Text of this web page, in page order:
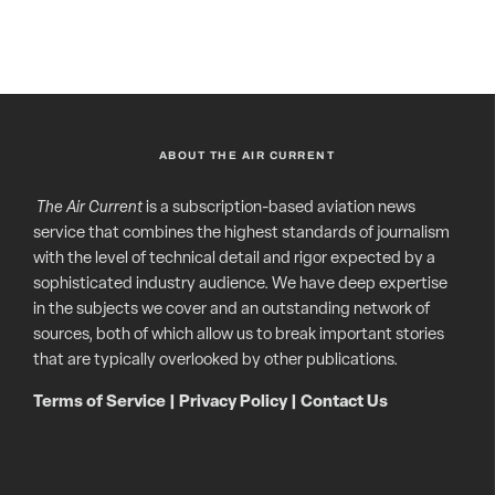
ABOUT THE AIR CURRENT
The Air Currentis a subscription-based aviation news
service that combines the highest standards of journalism
with the level of technical detail and rigor expected by a
sophisticated industry audience. We have deep expertise
in the subjects we cover and an outstanding network of
sources, both of which allow us to break important stories
that are typically overlooked by other publications.
Terms of Service Privacy Policy| Contact Us